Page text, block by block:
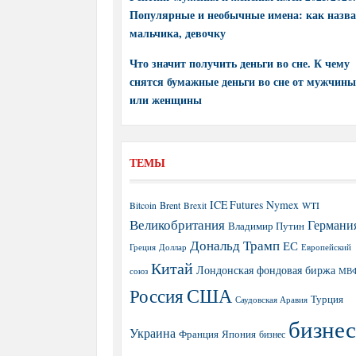
Популярные и необычные имена: как
мальчика, девочку
Что значит получить деньги во сне. К чему
снятся бумажные деньги во сне от мужчины
или женщины
ТЕМЫ
Bitcoin Brent Brexit ICE Futures Nymex WTI
Великобритания Владимир Путин
Греция Доллар Дональд Трамп ЕС Европейский
союз Китай Лондонская фондовая биржа
РоссияСША Саудовская Аравия Турция
Украина Франция Япония бизнес бизнес